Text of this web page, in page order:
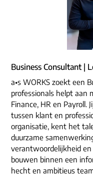
Business Consultant |
a•s WORKS zoekt een
professionals helpt aan
Finance, HR en Payroll.
tussen klant en
organisatie, kent het
duurzame
verantwoordelijkheid
bouwen binnen een
hecht en ambitieus